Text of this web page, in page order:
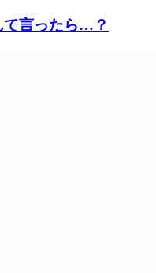
て言ったら…？